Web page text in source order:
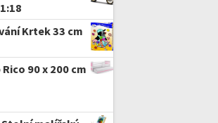
Krtek 33 cm
Rico 90 x 200 cm